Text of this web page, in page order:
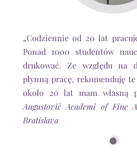
„Codziennie od 20 lat
Ponad 1000 studentów
drukować. Ze względu na
płynną pracę, rekomenduję
około 20 lat mam własną
Augustovič Academi of Fine
Bratislava